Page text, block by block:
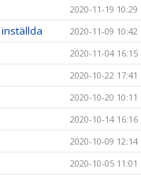
2020-11-19 10:29
2020-11-09 10:42
2020-11-04 16:15
2020-10-22 17:41
2020-10-20 10:11
2020-10-14 16:16
2020-10-09 12:14
2020-10-05 11:01